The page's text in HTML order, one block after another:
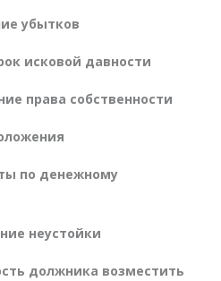
убытков
исковой давности
права собственности
по денежному
неустойки
должника возместить